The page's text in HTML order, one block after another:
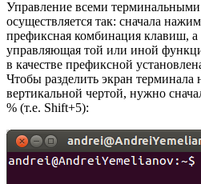
Управление всеми
осуществляется так: сначала
префиксная комбинация клавиш,
управляющая той или иной
в качестве префиксной
Чтобы разделить экран
вертикальной чертой, нужно
% (т.е. Shift+5):